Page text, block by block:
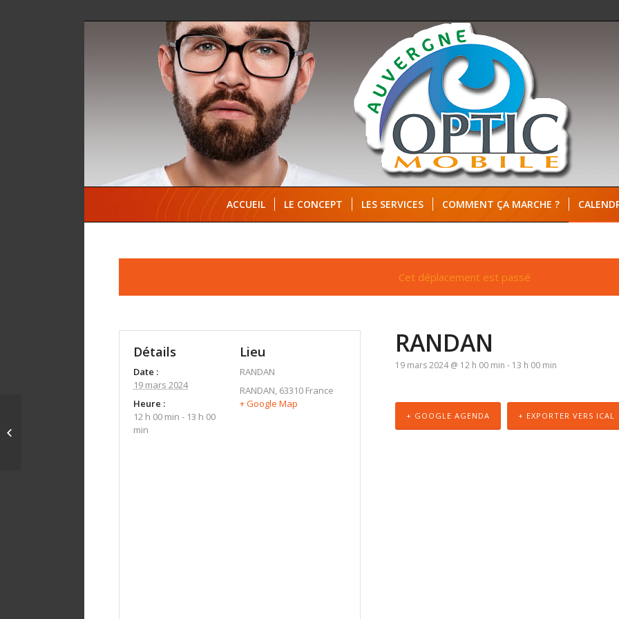
ACCUEIL LE CONCEPT LES SERVICES COMMENT ÇA MARCHE ?
Cet déplacement est passé
RANDAN
19 mars 2024 @ 12 h 00 min - 13 h 00 min
+ GOOGLE AGENDA + EXPORTER VERS ICAL
Détails
Date :
19 mars 2024
Heure :
12 h 00 min - 13 h 00
min
Lieu
RANDAN
RANDAN, 63310 France
+ Google Map